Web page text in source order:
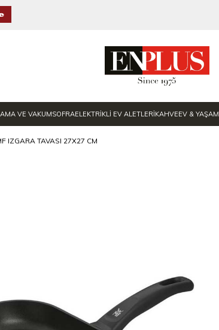
VE VAKUMSOFRAELEKTRİKLİ EV ALETLERİKAHVEEV & YAŞAM
IZGARA TAVASI 27X27 CM